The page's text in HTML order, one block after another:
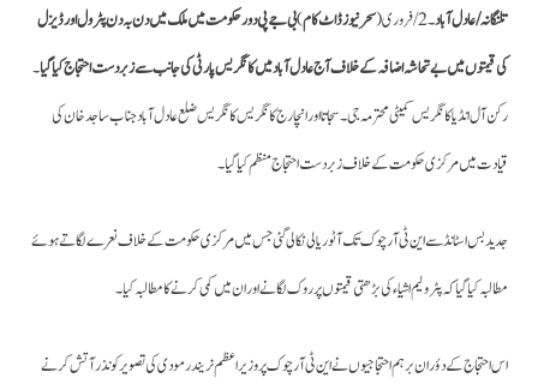
تلنگانہ/عادل آباد۔2/فروری( سحرنیوزڈاٹ کام)بی جے پی دورحکومت میں ملک میں دن بہ دن پٹرول اور ڈیزل
کی قیمتوں میں بے تحاشہ اضافہ کے خلاف آج عادل آباد میں کانگریس پارٹی کی جانب سے زبردست احتجا ج کیا گیا۔
رکن آل انڈیا کانگریس کمیٹی محترمہ جی۔ سجاتا اورانچارج کانگریس کانگریس ضلع عادل آباد جناب ساجد خان کی
قیادت میں مرکزی حکومت کے خلاف زبردست احتجاج منظم کیا گیا۔
جدید بس اسٹانڈ سے این ٹی آر چوک تک آٹو ریالی نکالی گئی جس میں مرکزی حکومت کے خلاف نعرے لگاتے ہوئے
مطالبہ کیا گیا کہ پٹرولیم اشیاء کی بڑھتی قیمتوں پر روک لگانے اور ان میں کمی کرنے کامطالبہ کیا ۔
اس احتجاج کے دؤران برہم احتجاجیوں نے این ٹی آر چوک پر وزیراعظم نریندر مودی کی تصویر کو نذر آتش کرنے